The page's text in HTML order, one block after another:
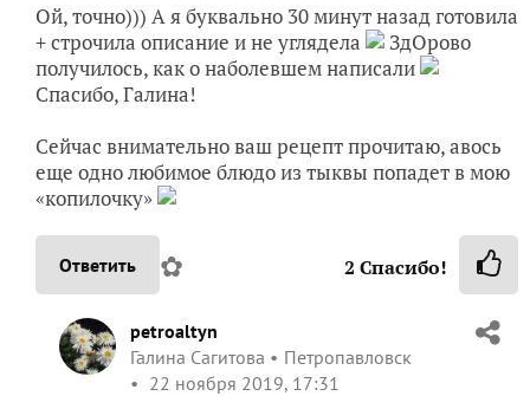
Ой, точно))) А я буквально 30 минут назад готовила
+ строчила описание и не углядела
ЗдОрово
получилось, как о наболевшем написали
Спасибо, Галина!
Сейчас внимательно ваш рецепт прочитаю, авось
еще одно любимое блюдо из тыквы попадет в мою
«копилочку»
Ответить ✿ 2 Спасибо!
petroaltyn
Галина Сагитова
Петропавловск
22 ноября 2019, 17:31